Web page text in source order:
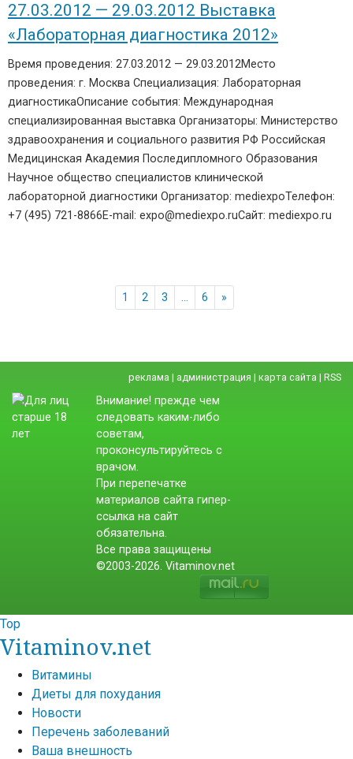
27.03.2012 — 29.03.2012 Выставка
«Лабораторная диагностика 2012»
Время проведения: 27.03.2012 — 29.03.2012Место
проведения: г. Москва Специализация: Лабораторная
диагностикаОписание события: Международная
специализированная выставка Организаторы: Министерство
здравоохранения и социального развития РФ Российская
Медицинская Академия Последипломного Образования
Научное общество специалистов клинической
лабораторной диагностики Организатор: mediexpoТелефон:
+7 (495) 721-8866E-mail: expo@mediexpo.ruСайт: mediexpo.ru
1 2 3 6 »
реклама | администрация | карта сайта | RSS
Внимание! прежде чем
следовать каким-либо
советам,
проконсультируйтесь с
врачом.
При перепечатке
материалов сайта гипер-
ссылка на сайт
обязательна.
Все права защищены
©2003-2026. Vitaminov.net
Top
Vitaminov.net
Витамины
Диеты для похудания
Новости
Перечень заболеваний
Ваша внешность